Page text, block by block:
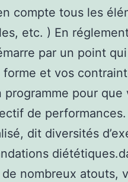
compte tous les
etc. ) En
par un point
et vos
programme pour
de performances.
dit diversités
nombreux atouts,